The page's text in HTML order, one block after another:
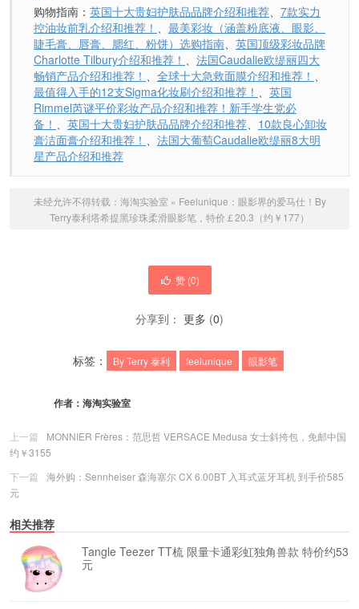
购物指南： 英国十大贵妇护肤品品牌介绍和推荐、 7款实力
控油妆前乳介绍和推荐！ 、 最美彩妆（涵盖粉底液、眼影、
睫毛膏、唇膏、腮红、粉饼）选购指南、 英国顶级彩妆品牌
Charlotte Tilbury介绍和推荐！ 、 法国Caudalie欧缇丽四大
畅销产品介绍和推荐！ 、 全球十大急救面膜介绍和推荐！ 、
最值得入手的12支Sigma化妆刷介绍和推荐！ 、 英国
Rimmel芮谜平价彩妆产品介绍和推荐！新手学生党必
备！ 、 英国十大贵妇护肤品品牌介绍和推荐、 10款良心卸妆
膏洁面膏介绍和推荐！ 、 法国大葡萄Caudalie欧缇丽8大明
星产品介绍和推荐
未经允许不得转载： 海淘实验室 » Feelunique：眼影界的爱马仕！By
Terry泰利塔希提黑珍珠柔滑眼影笔，特价￡20.3（约￥177）
赞 (0)
分享到： 更多 (0)
标签： By Terry 泰利 feelunique 眼影笔
作者： 海淘实验室
上一篇
MONNIER Frères：范思哲 VERSACE Medusa 女士斜挎包，免邮中国
约￥3155
下一篇
海外购：Sennheiser 森海塞尔 CX 6.00BT 入耳式蓝牙耳机 到手价585
元
相关推荐
Tangle Teezer TT梳 限量卡通彩虹独角兽款 特价约53
元